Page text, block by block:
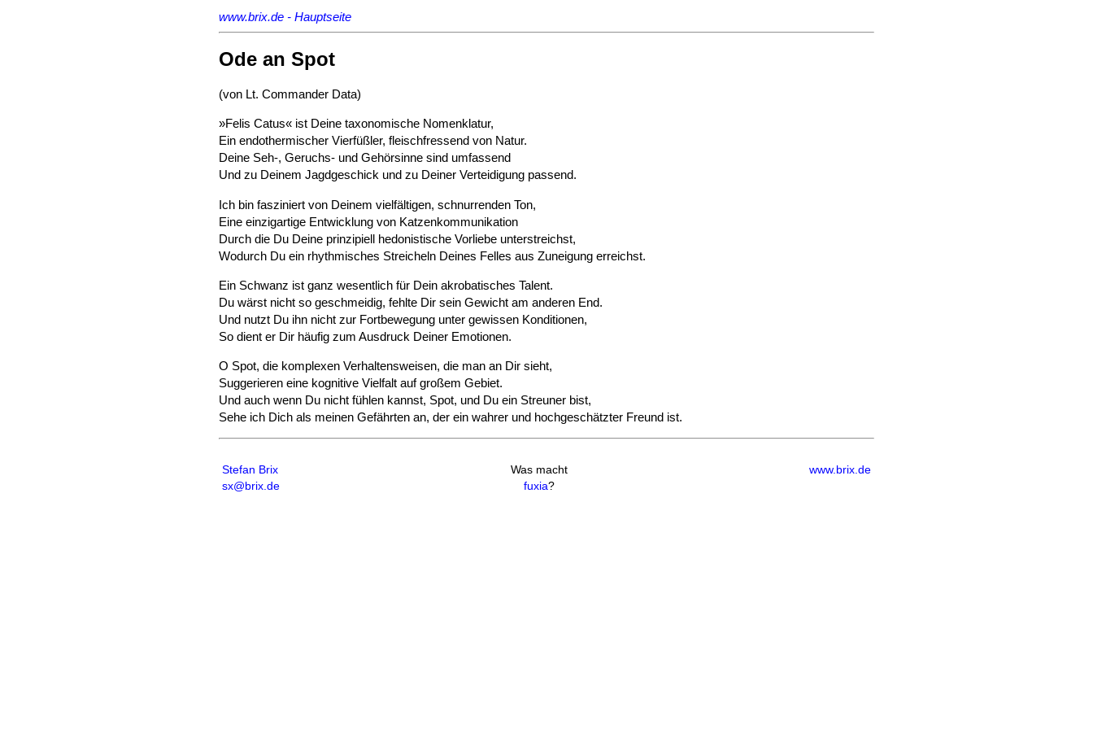
www.brix.de - Hauptseite
Ode an Spot
(von Lt. Commander Data)
»Felis Catus« ist Deine taxonomische Nomenklatur,
Ein endothermischer Vierfüßler, fleischfressend von Natur.
Deine Seh-, Geruchs- und Gehörsinne sind umfassend
Und zu Deinem Jagdgeschick und zu Deiner Verteidigung passend.
Ich bin fasziniert von Deinem vielfältigen, schnurrenden Ton,
Eine einzigartige Entwicklung von Katzenkommunikation
Durch die Du Deine prinzipiell hedonistische Vorliebe unterstreichst,
Wodurch Du ein rhythmisches Streicheln Deines Felles aus Zuneigung erreichst.
Ein Schwanz ist ganz wesentlich für Dein akrobatisches Talent.
Du wärst nicht so geschmeidig, fehlte Dir sein Gewicht am anderen End.
Und nutzt Du ihn nicht zur Fortbewegung unter gewissen Konditionen,
So dient er Dir häufig zum Ausdruck Deiner Emotionen.
O Spot, die komplexen Verhaltensweisen, die man an Dir sieht,
Suggerieren eine kognitive Vielfalt auf großem Gebiet.
Und auch wenn Du nicht fühlen kannst, Spot, und Du ein Streuner bist,
Sehe ich Dich als meinen Gefährten an, der ein wahrer und hochgeschätzter Freund ist.
Stefan Brix
sx@brix.de
Was macht
fuxia?
www.brix.de